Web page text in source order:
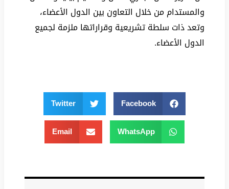
والمستدام من خلال التعاون بين الدول الأعضاء،
وتعد ذات سلطة تشريعية وقراراتها ملزمة لجميع
الدول الأعضاء.
Facebook
Twitter
WhatsApp
Email